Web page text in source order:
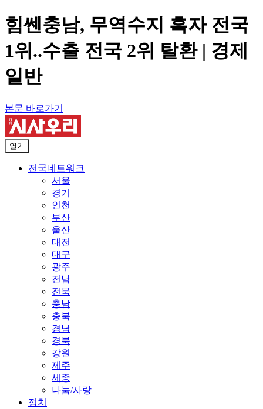
힘쎈충남, 무역수지 흑자 전국
1위..수출 전국 2위 탈환 | 경제
일반
본문 바로가기
열기
전국네트워크
서울
경기
인천
부산
울산
대전
대구
광주
전남
전북
충남
충북
경남
경북
강원
제주
세종
나눔/사랑
정치